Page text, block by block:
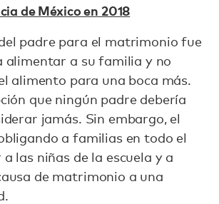
de México en 2018
padre para el matrimonio fue
alimentar a su familia y no
alimento para una boca más.
que ningún padre debería
jamás. Sin embargo, el
a familias en todo el
las niñas de la escuela y a
de matrimonio a una